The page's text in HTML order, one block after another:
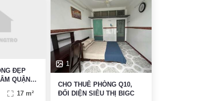
ĐẸP
QUẬN
17 m²
1
CHO THUÊ PHÒNG Q10,
ĐỐI DIỆN SIÊU THỊ BIGC